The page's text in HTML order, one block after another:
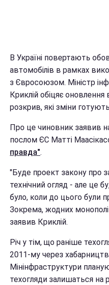
В Україні повертають
автомобілів в рамках
з Євросоюзом. Міністр
Криклій обіцяє оновлення
розкрив, які зміни
Про це чиновник заявив
послом ЄС Матті
правда".
"Буде проект закону про
технічний огляд - але це
було, коли до цього були
Зокрема, жодних
заявив Криклій.
Річ у тім, що раніше
2011-му через
Мінінфраструктури
техогляди залишаться на